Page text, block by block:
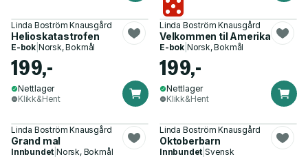
Linda Boström Knausgård
Helioskatastrofen
E-bok Norsk, Bokmål
199,-
Nettlager
Klikk&Hent
Linda Boström Knausgård
Velkommen til Amerika
E-bok Norsk, Bokmål
199,-
Nettlager
Klikk&Hent
Linda Boström Knausgård
Grand mal
Innbundet |Norsk, Bokmål
Linda Boström Knausgård
Oktoberbarn
Innbundet |Svensk